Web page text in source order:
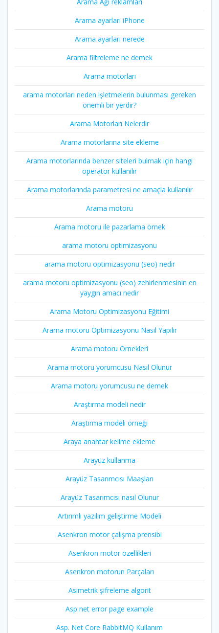
Arama ayarları iPhone
Arama ayarları nerede
Arama filtreleme ne demek
Arama motorları
arama motorları neden işletmelerin bulunması gereken
önemli bir yerdir?
Arama Motorları Nelerdir
Arama motorlarına site ekleme
Arama motorlarında benzer siteleri bulmak için hangi
operatör kullanılır
Arama motorlarında parametresi ne amaçla kullanılır
Arama motoru
Arama motoru ile pazarlama örnek
arama motoru optimizasyonu
arama motoru optimizasyonu (seo) nedir
arama motoru optimizasyonu (seo) zehirlenmesinin en
yaygın amacı nedir
Arama Motoru Optimizasyonu Eğitimi
Arama motoru Optimizasyonu Nasıl Yapılır
Arama motoru Örnekleri
Arama motoru yorumcusu Nasıl Olunur
Arama motoru yorumcusu ne demek
Araştırma modeli nedir
Araştırma modeli örneği
Araya anahtar kelime ekleme
Arayüz kullanma
Arayüz Tasarımcısı Maaşları
Arayüz Tasarımcısı nasıl Olunur
Artırımlı yazılım geliştirme Modeli
Asenkron motor çalışma prensibi
Asenkron motor özellikleri
Asenkron motorun Parçaları
Asimetrik şifreleme algorit
Asp net error page example
Asp. Net Core RabbitMQ Kullanım